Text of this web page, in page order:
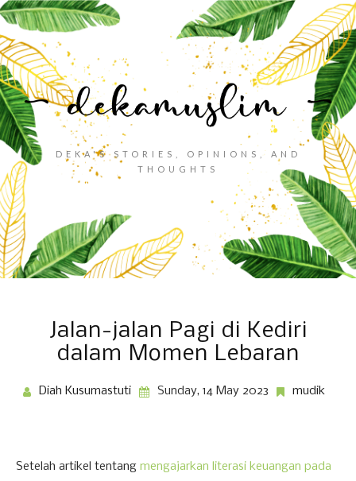
DEKA'S STORIES, OPINIONS, AND
THOUGHTS
Jalan-jalan Pagi di Kediri
dalam Momen Lebaran
Diah Kusumastuti Sunday, 14 May 2023 mudik
Setelah artikel tentang mengajarkan literasi keuangan pada